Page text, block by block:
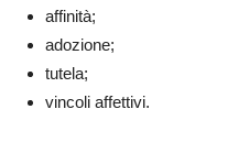
affinità;
adozione;
tutela;
vincoli affettivi.